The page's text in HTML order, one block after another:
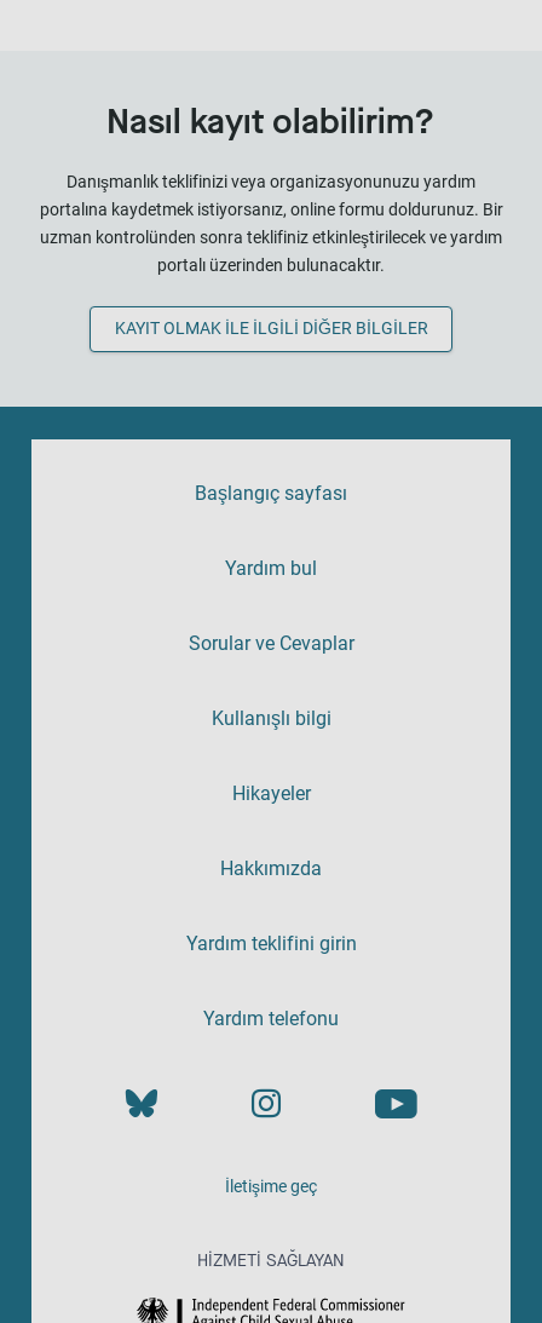
Nasıl kayıt olabilirim?
Danışmanlık teklifinizi veya organizasyonunuzu yardım
portalına kaydetmek istiyorsanız, online formu doldurunuz. Bir
uzman kontrolünden sonra teklifiniz etkinleştirilecek ve yardım
portalı üzerinden bulunacaktır.
KAYIT OLMAK ILE ILGILI DIĞER BILGILER
Başlangıç sayfası
Yardım bul
Sorular ve Cevaplar
Kullanışlı bilgi
Hikayeler
Hakkımızda
Yardım teklifini girin
Yardım telefonu
İletişime geç
HIZMETI SAĞLAYAN